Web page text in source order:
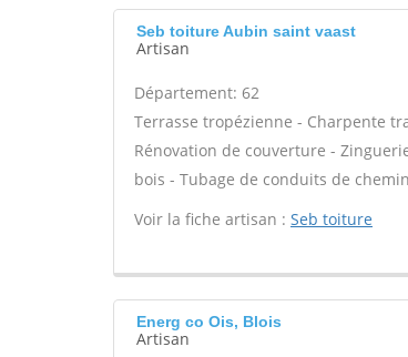
Seb toiture Aubin saint vaast
Artisan
Département: 62
Terrasse tropézienne - Charpente
Rénovation de couverture -
bois - Tubage de conduits de
Voir la fiche artisan : Seb toiture
Energ co Ois, Blois
Artisan